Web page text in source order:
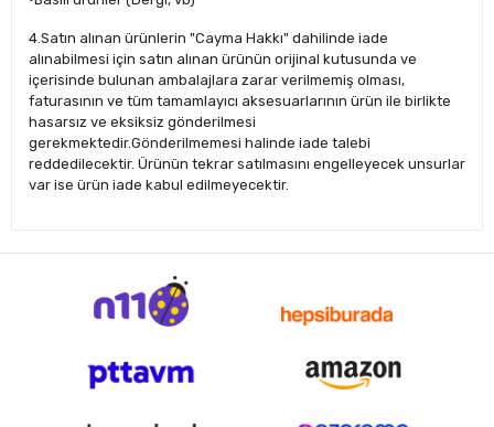
4.Satın alınan ürünlerin "Cayma Hakkı" dahilinde iade
alınabilmesi için satın alınan ürünün orijinal kutusunda ve
içerisinde bulunan ambalajlara zarar verilmemiş olması,
faturasının ve tüm tamamlayıcı aksesuarlarının ürün ile birlikte
hasarsız ve eksiksiz gönderilmesi
gerekmektedir.Gönderilmemesi halinde iade talebi
reddedilecektir. Ürünün tekrar satılmasını engelleyecek unsurlar
var ise ürün iade kabul edilmeyecektir.